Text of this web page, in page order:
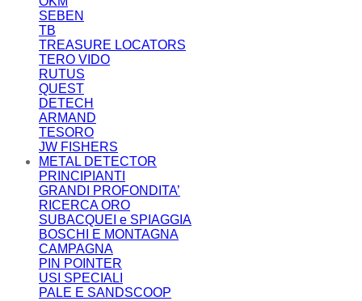
SEBEN
TB
TREASURE LOCATORS
TERO VIDO
RUTUS
QUEST
DETECH
ARMAND
TESORO
JW FISHERS
METAL DETECTOR
PRINCIPIANTI
GRANDI PROFONDITA’
RICERCA ORO
SUBACQUEI e SPIAGGIA
BOSCHI E MONTAGNA
CAMPAGNA
PIN POINTER
USI SPECIALI
PALE E SANDSCOOP